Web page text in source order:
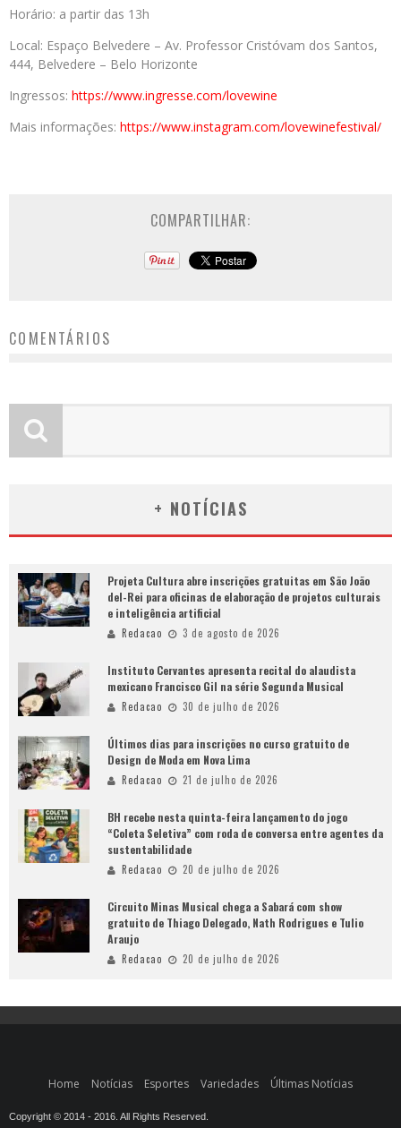
Horário: a partir das 13h
Local: Espaço Belvedere – Av. Professor Cristóvam dos Santos,
444, Belvedere – Belo Horizonte
Ingressos: https://www.ingresse.com/lovewine
Mais informações: https://www.instagram.com/lovewinefestival/
COMPARTILHAR:
COMENTÁRIOS
+ NOTÍCIAS
Projeta Cultura abre inscrições gratuitas em São João
del-Rei para oficinas de elaboração de projetos culturais
e inteligência artificial
Redacao 3 de agosto de 2026
Instituto Cervantes apresenta recital do alaudista
mexicano Francisco Gil na série Segunda Musical
Redacao 30 de julho de 2026
Últimos dias para inscrições no curso gratuito de
Design de Moda em Nova Lima
Redacao 21 de julho de 2026
BH recebe nesta quinta-feira lançamento do jogo
“Coleta Seletiva” com roda de conversa entre agentes da
sustentabilidade
Redacao 20 de julho de 2026
Circuito Minas Musical chega a Sabará com show
gratuito de Thiago Delegado, Nath Rodrigues e Tulio
Araujo
Redacao 20 de julho de 2026
Home Notícias Esportes Variedades Últimas Notícias
Copyright © 2014 - 2016. All Rights Reserved.